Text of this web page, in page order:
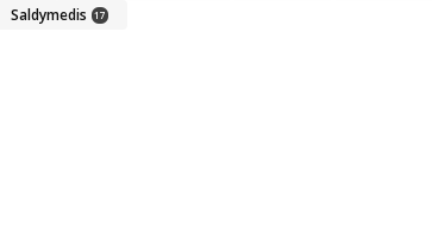
Saldymedis 17